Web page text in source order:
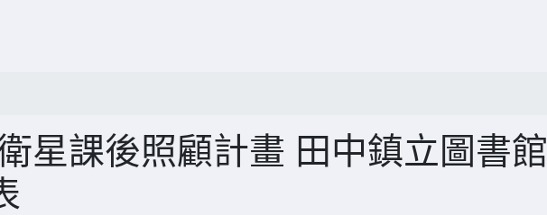
星課後照顧計畫 田中鎮立圖書館